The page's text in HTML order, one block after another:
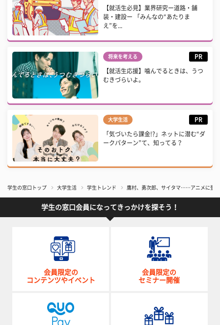
【就活生必見】業界研究ー道路・舗
装・建設ー 「みんなの“あたりま
え”を...
将来を考える PR
【就活生応援】噛んでるときは、うつ
むきづらいよ。
大学生活 PR
「気づいたら課金!?」ネットに潜む“ダ
ークパターン”て、知ってる？
学生の窓口トップ 大学生活 学生トレンド 鷹村、勇次郎、サイタマ……アニメに登
学生の窓口会員になってきっかけを探そう！
会員限定の
コンテンツやイベント
会員限定の
セミナー開催